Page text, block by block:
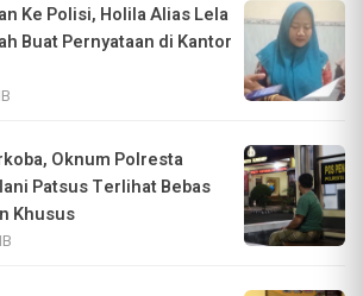
Ke Polisi, Holila Alias Lela
Buat Pernyataan di Kantor
Oknum Polresta
Patsus Terlihat Bebas
Khusus